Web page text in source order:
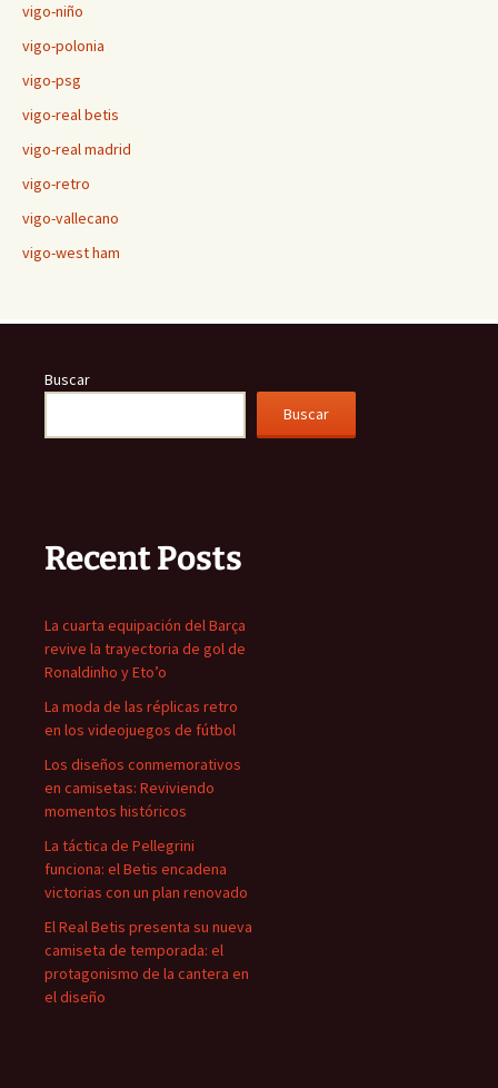
vigo-niño
vigo-polonia
vigo-psg
vigo-real betis
vigo-real madrid
vigo-retro
vigo-vallecano
vigo-west ham
Buscar
Buscar
Recent Posts
La cuarta equipación del Barça
revive la trayectoria de gol de
Ronaldinho y Eto’o
La moda de las réplicas retro
en los videojuegos de fútbol
Los diseños conmemorativos
en camisetas: Reviviendo
momentos históricos
La táctica de Pellegrini
funciona: el Betis encadena
victorias con un plan renovado
El Real Betis presenta su nueva
camiseta de temporada: el
protagonismo de la cantera en
el diseño